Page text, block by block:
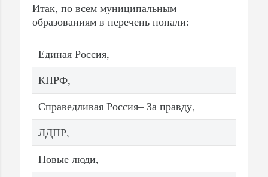
Итак, по всем муниципальным
образованиям в перечень попали:
Единая Россия,
КПРФ,
Справедливая Россия– За правду,
ЛДПР,
Новые люди,